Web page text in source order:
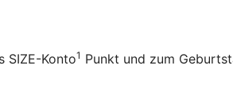
SIZE-Konto1 Punkt und zum